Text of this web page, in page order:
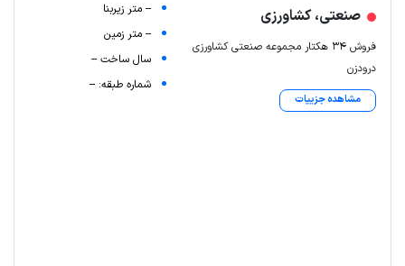
صنعتی، کشاورزی
فروش 34 هکتار مجموعه صنعتی کشاورزی
درودزن
مشاهده جزییات
-- متر زیربنا
-- متر زمین
سال ساخت --
شماره طبقه: --